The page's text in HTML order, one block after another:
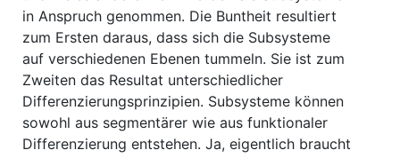
in Anspruch genommen. Die Buntheit resultiert
zum Ersten daraus, dass sich die Subsysteme
auf verschiedenen Ebenen tummeln. Sie ist zum
Zweiten das Resultat unterschiedlicher
Differenzierungsprinzipien. Subsysteme können
sowohl aus segmentärer wie aus funktionaler
Differenzierung entstehen. Ja, eigentlich braucht